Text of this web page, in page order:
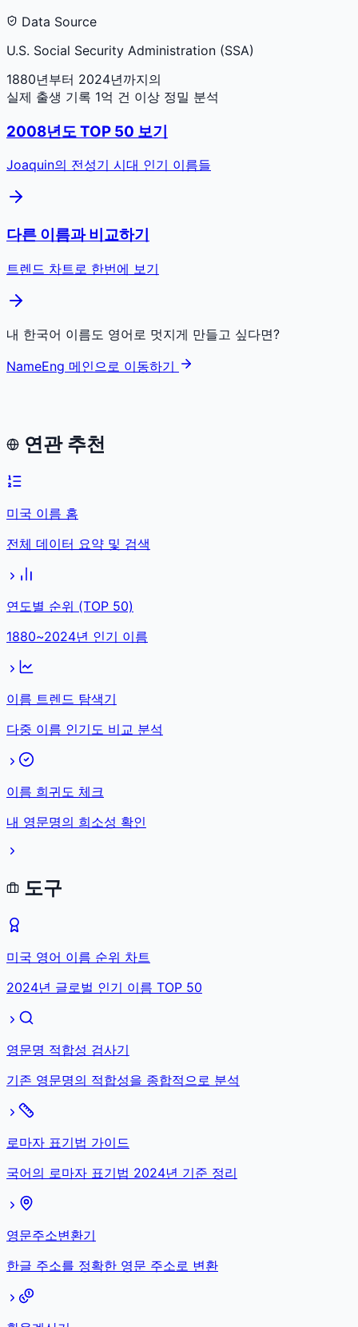
Data Source
U.S. Social Security Administration (SSA)
1880년부터 2024년까지의
실제 출생 기록 1억 건 이상 정밀 분석
2008년도 TOP 50 보기
Joaquin의 전성기 시대 인기 이름들
다른 이름과 비교하기
트렌드 차트로 한번에 보기
내 한국어 이름도 영어로 멋지게 만들고 싶다면?
NameEng 메인으로 이동하기
연관 추천
미국 이름 홈
전체 데이터 요약 및 검색
연도별 순위 (TOP 50)
1880~2024년 인기 이름
이름 트렌드 탐색기
다중 이름 인기도 비교 분석
이름 희귀도 체크
내 영문명의 희소성 확인
도구
미국 영어 이름 순위 차트
2024년 글로벌 인기 이름 TOP 50
영문명 적합성 검사기
기존 영문명의 적합성을 종합적으로 분석
로마자 표기법 가이드
국어의 로마자 표기법 2024년 기준 정리
영문주소변환기
한글 주소를 정확한 영문 주소로 변환